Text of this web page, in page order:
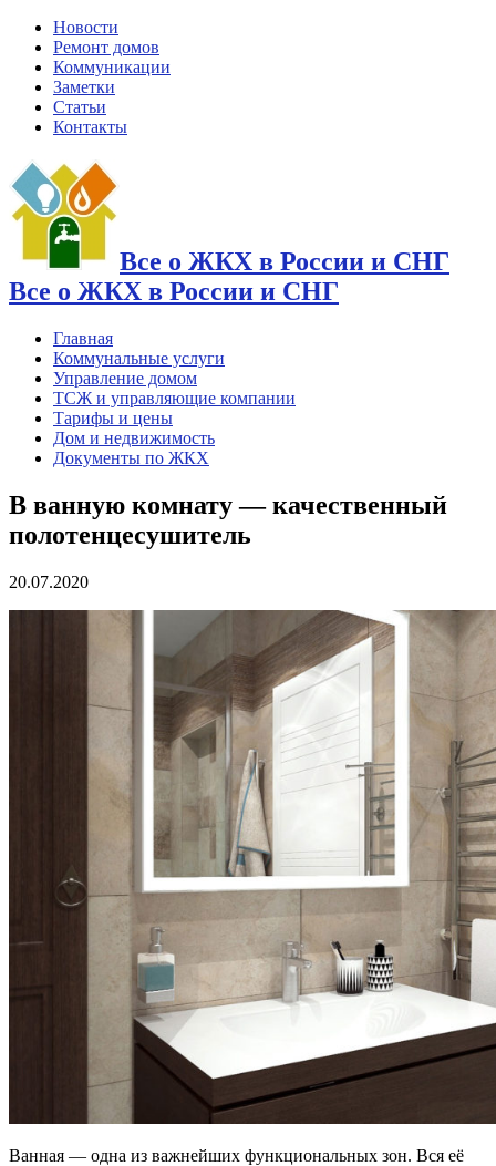
Новости
Ремонт домов
Коммуникации
Заметки
Статьи
Контакты
Все о ЖКХ в России и СНГ
Все о ЖКХ в России и СНГ
Главная
Коммунальные услуги
Управление домом
ТСЖ и управляющие компании
Тарифы и цены
Дом и недвижимость
Документы по ЖКХ
В ванную комнату — качественный
полотенцесушитель
20.07.2020
Ванная — одна из важнейших функциональных зон. Вся её